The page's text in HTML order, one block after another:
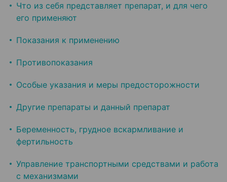
Что из себя представляет препарат, и для чего
его применяют
Показания к применению
Противопоказания
Особые указания и меры предосторожности
Другие препараты и данный препарат
Беременность, грудное вскармливание и
фертильность
Управление транспортными средствами и работа
с механизмами